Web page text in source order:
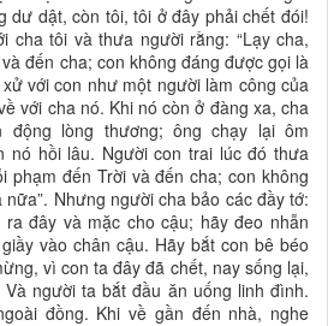
dư dật, còn tôi, tôi ở đây phải chết đói!
cha tôi và thưa người rằng: “Lạy cha,
đến cha; con không đáng được gọi là
với con như một người làm công của
với cha nó. Khi nó còn ở đàng xa, cha
động lòng thương; ông chạy lại ôm
nó hồi lâu. Người con trai lúc đó thưa
phạm đến Trời và đến cha; con không
Nhưng người cha bảo các đầy tớ:
đây và mặc cho cậu; hãy đeo nhẫn
vào chân cậu. Hãy bắt con bê béo
vì con ta đây đã chết, nay sống lại,
người ta bắt đầu ăn uống linh đình.
đồng. Khi về gần đến nhà, nghe